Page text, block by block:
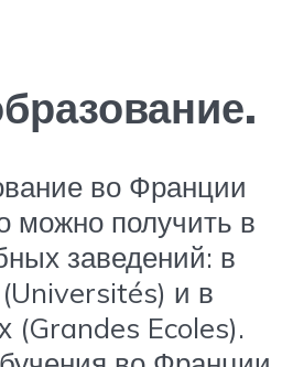
во Франции
можно получить в
заведений: в
и в
Ecoles).